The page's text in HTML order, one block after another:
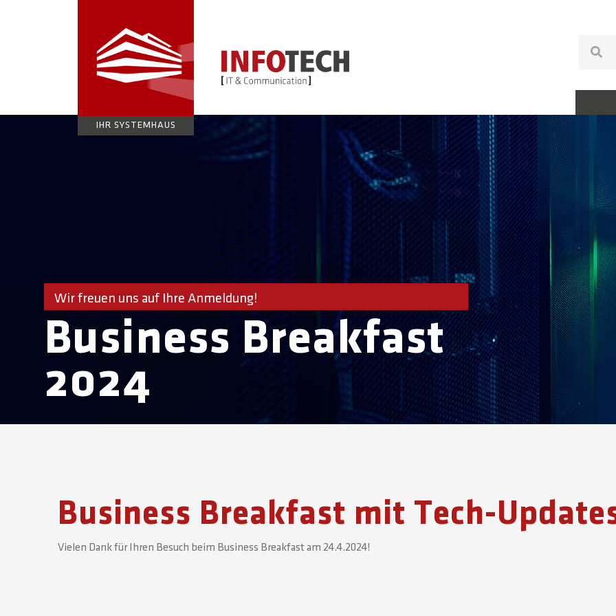
IHR SYSTEMHAUS
Wir freuen uns auf Ihre Anmeldung!
Business Breakfast
2024
Business Breakfast mit Tech-
Vielen Dank für Ihren Besuch beim Business Breakfast am 24.4.2024!